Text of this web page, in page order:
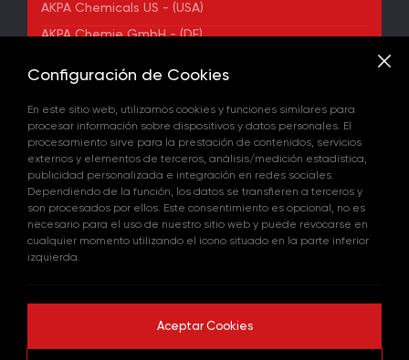
AKPA Chemicals US - (USA)
AKPA Chemie GmbH - (DE)
DIRECCIÓN
Yenibosna Merkez Mahallesi Kuyumcukent Sokak
No:36/70 Townofis Kat:12 34197 Bahçelievler, İstanbul,
Türkiye
Ver en el Mapa
+90 212 580 55 59
FAX
+90 212 580 55 21
CORREO ELECTRÓNICO
info@akpakimya.com
WEBSITE
© 2026 Todos los derechos reservados.
Configuración de Cookies
En este sitio web, utilizamos cookies y funciones similares para
procesar información sobre dispositivos y datos personales. El
procesamiento sirve para la prestación de contenidos, servicios
externos y elementos de terceros, análisis/medición estadística,
publicidad personalizada e integración en redes sociales.
Dependiendo de la función, los datos se transfieren a terceros y
son procesados por ellos. Este consentimiento es opcional, no es
necesario para el uso de nuestro sitio web y puede revocarse en
cualquier momento utilizando el icono situado en la parte inferior
izquierda.
Aceptar Cookies